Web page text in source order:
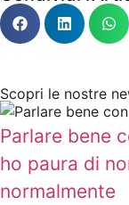
Scopri le nostre
Parlare bene
ho paura di
normalmente